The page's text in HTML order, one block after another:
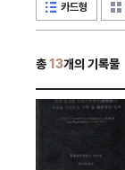
카드형
총13개의 기록물